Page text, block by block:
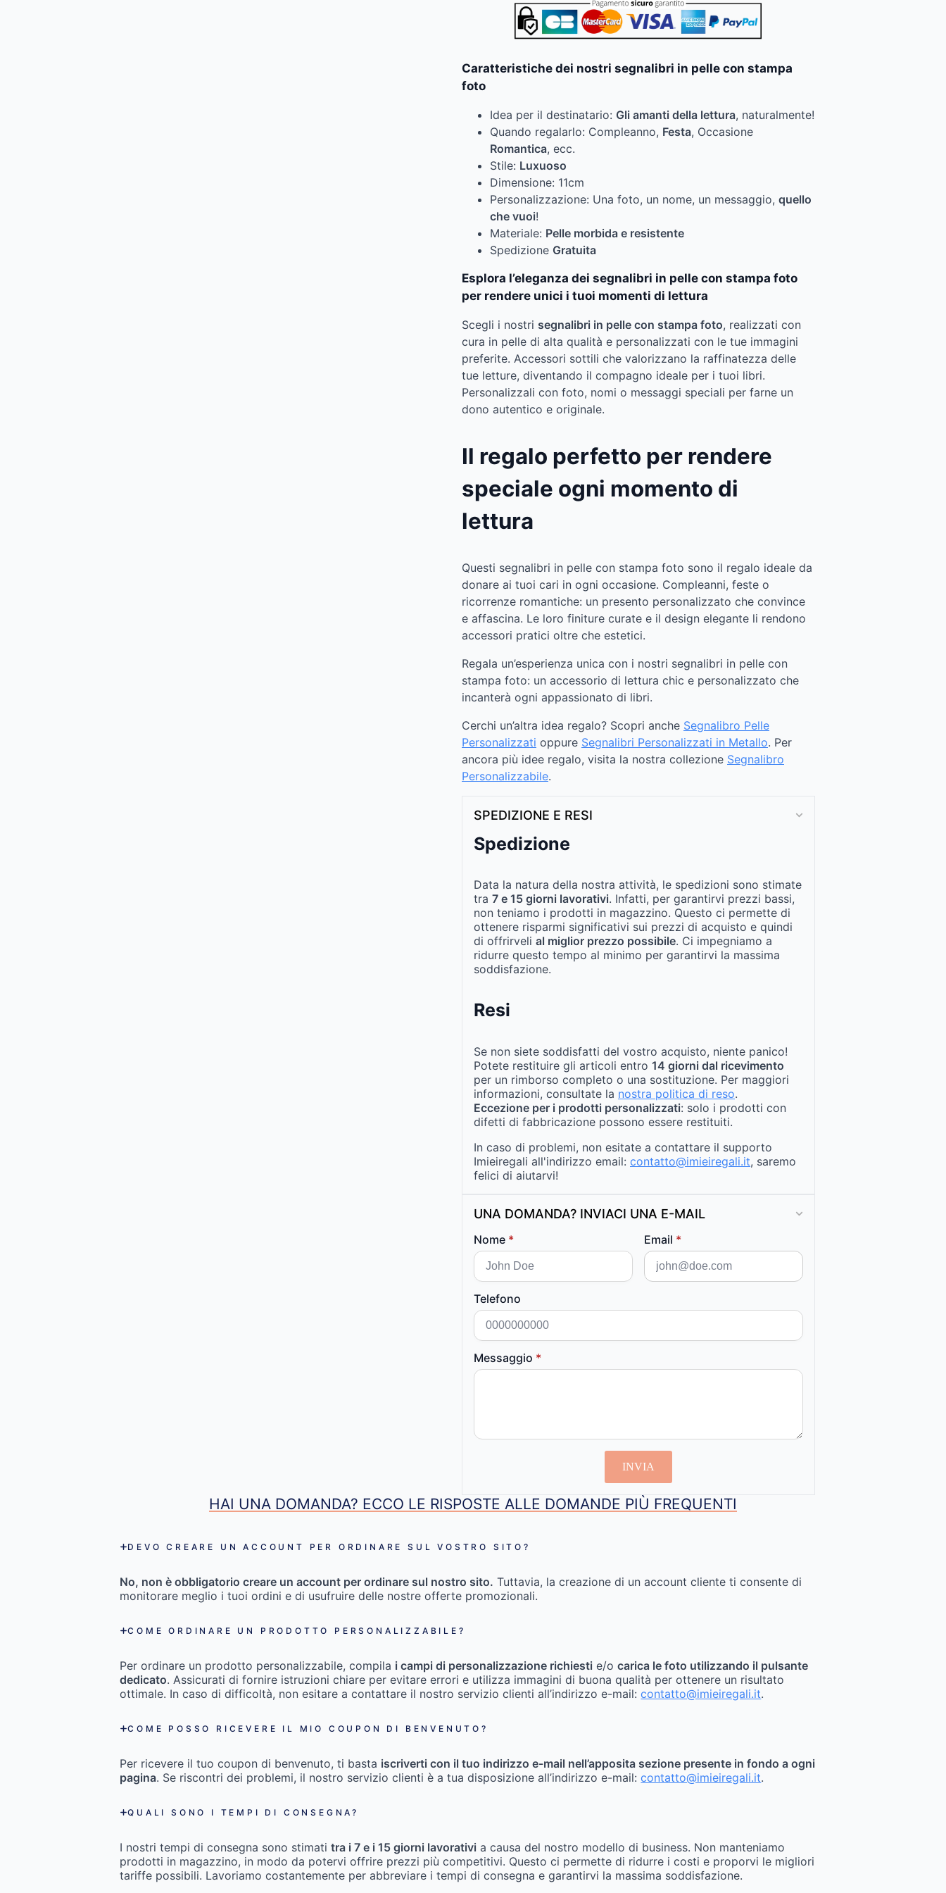
Caratteristiche dei nostri segnalibri in pelle con stampa
foto
Idea per il destinatario: Gli amanti della lettura, naturalmente!
Quando regalarlo: Compleanno, Festa, Occasione
Romantica, ecc.
Stile: Luxuoso
Dimensione: 11cm
Personalizzazione: Una foto, un nome, un messaggio, quello
che vuoi!
Materiale: Pelle morbida e resistente
Spedizione Gratuita
Esplora l’eleganza dei segnalibri in pelle con stampa foto
per rendere unici i tuoi momenti di lettura
Scegli i nostri segnalibri in pelle con stampa foto, realizzati con
cura in pelle di alta qualità e personalizzati con le tue immagini
preferite. Accessori sottili che valorizzano la raffinatezza delle
tue letture, diventando il compagno ideale per i tuoi libri.
Personalizzali con foto, nomi o messaggi speciali per farne un
dono autentico e originale.
Il regalo perfetto per rendere
speciale ogni momento di
lettura
Questi segnalibri in pelle con stampa foto sono il regalo ideale da
donare ai tuoi cari in ogni occasione. Compleanni, feste o
ricorrenze romantiche: un presento personalizzato che convince
e affascina. Le loro finiture curate e il design elegante li rendono
accessori pratici oltre che estetici.
Regala un’esperienza unica con i nostri segnalibri in pelle con
stampa foto: un accessorio di lettura chic e personalizzato che
incanterà ogni appassionato di libri.
Cerchi un’altra idea regalo? Scopri anche Segnalibro Pelle
Personalizzati oppure Segnalibri Personalizzati in Metallo. Per
ancora più idee regalo, visita la nostra collezione Segnalibro
Personalizzabile.
SPEDIZIONE E RESI
Spedizione
Data la natura della nostra attività, le spedizioni sono stimate
tra 7 e 15 giorni lavorativi. Infatti, per garantirvi prezzi bassi,
non teniamo i prodotti in magazzino. Questo ci permette di
ottenere risparmi significativi sui prezzi di acquisto e quindi
di offrirveli al miglior prezzo possibile. Ci impegniamo a
ridurre questo tempo al minimo per garantirvi la massima
soddisfazione.
Resi
Se non siete soddisfatti del vostro acquisto, niente panico!
Potete restituire gli articoli entro 14 giorni dal ricevimento
per un rimborso completo o una sostituzione. Per maggiori
informazioni, consultate la nostra politica di reso.
Eccezione per i prodotti personalizzati: solo i prodotti con
difetti di fabbricazione possono essere restituiti.
In caso di problemi, non esitate a contattare il supporto
Imieiregali all'indirizzo email: contatto@imieiregali.it, saremo
felici di aiutarvi!
UNA DOMANDA? INVIACI UNA E-MAIL
Nome * Email *
Telefono
Messaggio *
INVIA
HAI UNA DOMANDA? ECCO LE RISPOSTE ALLE DOMANDE PIÙ FREQUENTI
DEVO CREARE UN ACCOUNT PER ORDINARE SUL VOSTRO SITO?
No, non è obbligatorio creare un account per ordinare sul nostro sito. Tuttavia, la creazione di un account cliente ti consente di
monitorare meglio i tuoi ordini e di usufruire delle nostre offerte promozionali.
COME ORDINARE UN PRODOTTO PERSONALIZZABILE?
Per ordinare un prodotto personalizzabile, compila i campi di personalizzazione richiesti e/ocarica le foto utilizzando il pulsante
dedicato. Assicurati di fornire istruzioni chiare per evitare errori e utilizza immagini di buona qualità per ottenere un risultato
ottimale. In caso di difficoltà, non esitare a contattare il nostro servizio clienti all’indirizzo e-mail:contatto@imieiregali.it.
COME POSSO RICEVERE IL MIO COUPON DI BENVENUTO?
Per ricevere il tuo coupon di benvenuto, ti basta iscriverti con il tuo indirizzo e-mail nell’apposita sezione presente in fondo a ogni
pagina. Se riscontri dei problemi, il nostro servizio clienti è a tua disposizione all’indirizzo e-mail:contatto@imieiregali.it.
QUALI SONO I TEMPI DI CONSEGNA?
I nostri tempi di consegna sono stimatitra i 7 e i 15 giorni lavorativi a causa del nostro modello di business. Non manteniamo
prodotti in magazzino, in modo da potervi offrire prezzi più competitivi. Questo ci permette di ridurre i costi e proporvi le migliori
tariffe possibili. Lavoriamo costantemente per abbreviare i tempi di consegna e garantirvi la massima soddisfazione.